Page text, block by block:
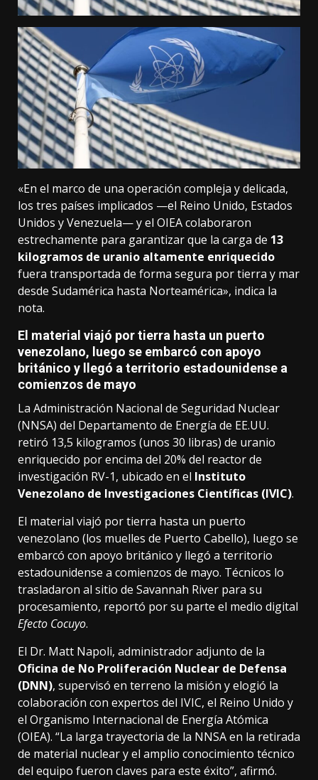
«En el marco de una operación compleja y delicada,
los tres países implicados —el Reino Unido, Estados
Unidos y Venezuela— y el OIEA colaboraron
estrechamente para garantizar que la carga de 13
kilogramos de uranio altamente enriquecido
fuera transportada de forma segura por tierra y mar
desde Sudamérica hasta Norteamérica», indica la
nota.
El material viajó por tierra hasta un puerto
venezolano, luego se embarcó con apoyo
británico y llegó a territorio estadounidense a
comienzos de mayo
La Administración Nacional de Seguridad Nuclear
(NNSA) del Departamento de Energía de EE.UU.
retiró 13,5 kilogramos (unos 30 libras) de uranio
enriquecido por encima del 20% del reactor de
investigación RV-1, ubicado en el Instituto
Venezolano de Investigaciones Científicas (IVIC).
El material viajó por tierra hasta un puerto
venezolano (los muelles de Puerto Cabello), luego se
embarcó con apoyo británico y llegó a territorio
estadounidense a comienzos de mayo. Técnicos lo
trasladaron al sitio de Savannah River para su
procesamiento, reportó por su parte el medio digital
Efecto Cocuyo.
El Dr. Matt Napoli, administrador adjunto de la
Oficina de No Proliferación Nuclear de Defensa
(DNN), supervisó en terreno la misión y elogió la
colaboración con expertos del IVIC, el Reino Unido y
el Organismo Internacional de Energía Atómica
(OIEA). “La larga trayectoria de la NNSA en la retirada
de material nuclear y el amplio conocimiento técnico
del equipo fueron claves para este éxito”, afirmó.